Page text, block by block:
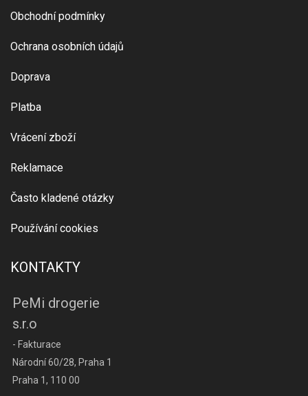
Obchodní podmínky
Ochrana osobních údajů
Doprava
Platba
Vrácení zboží
Reklamace
Často kladené otázky
Používání cookies
KONTAKTY
PeMi drogerie
s.r.o
- Fakturace
Národní 60/28, Praha 1
Praha 1, 110 00